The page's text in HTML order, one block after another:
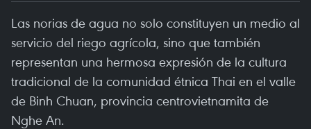
Las norias de agua no solo constituyen un medio al
servicio del riego agrícola, sino que también
representan una hermosa expresión de la cultura
tradicional de la comunidad étnica Thai en el valle
de Binh Chuan, provincia centrovietnamita de
Nghe An.